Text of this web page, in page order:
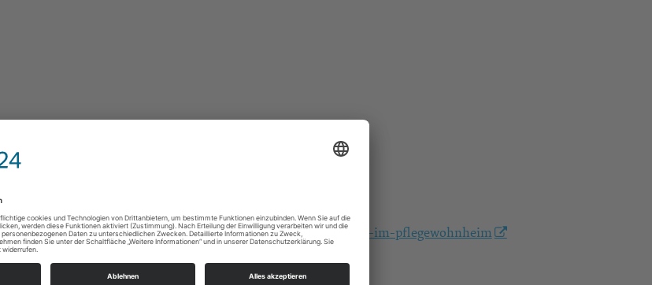
Erna-Berger-Str. 3a
Gottesdienste
https://landing.churchdesk.com/de/e/43889960/gottesdienst-im-pflegewohnheim